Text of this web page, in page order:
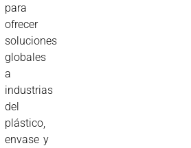
para
ofrecer
soluciones
globales
a
industrias
del
plástico,
envase y